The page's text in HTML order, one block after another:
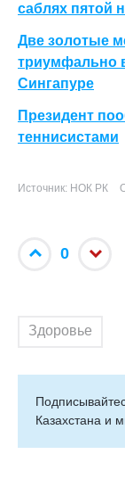
саблях пятой
Две золотые
триумфально
Сингапуре
Президент
теннисистами
Источник: НОК РК
0
Здоровье
Казахстана и